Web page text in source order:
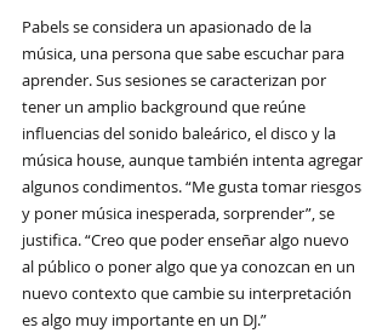
Pabels se considera un apasionado de la
música, una persona que sabe escuchar para
aprender. Sus sesiones se caracterizan por
tener un amplio background que reúne
influencias del sonido baleárico, el disco y la
música house, aunque también intenta agregar
algunos condimentos. “Me gusta tomar riesgos
y poner música inesperada, sorprender”, se
justifica. “Creo que poder enseñar algo nuevo
al público o poner algo que ya conozcan en un
nuevo contexto que cambie su interpretación
es algo muy importante en un DJ.”